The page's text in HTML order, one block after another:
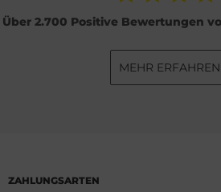
Über 2.700 Positive Bewertungen
MEHR ERFAHREN
ZAHLUNGSARTEN